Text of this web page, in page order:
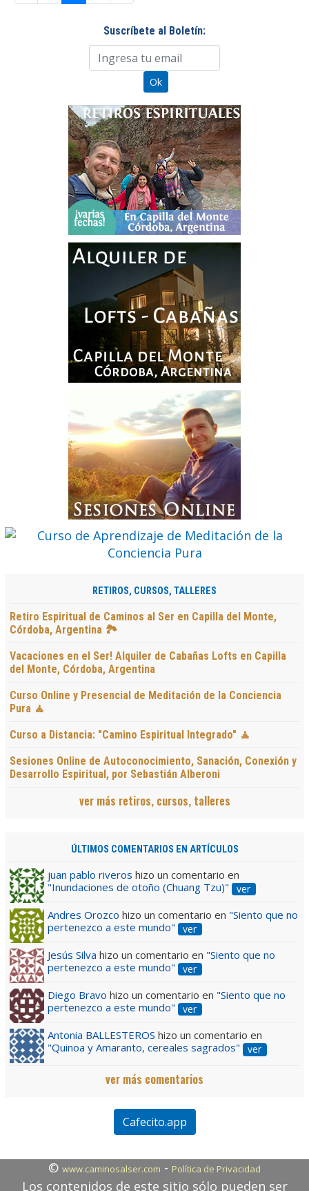
Suscríbete al Boletín:
RETIROS, CURSOS, TALLERES
Retiro Espiritual de Caminos al Ser en Capilla del Monte,
Córdoba, Argentina 🏞️
Vacaciones en el Ser! Alquiler de Cabañas Lofts en Capilla
del Monte, Córdoba, Argentina
Curso Online y Presencial de Meditación de la Conciencia
Pura 🧘
Curso a Distancia: "Camino Espiritual Integrado" 🧘
Sesiones Online de Autoconocimiento, Sanación, Conexión y
Desarrollo Espiritual, por Sebastián Alberoni
ver más retiros, cursos, talleres
ÚLTIMOS COMENTARIOS EN ARTÍCULOS
juan pablo riveros hizo un comentario en
"Inundaciones de otoño (Chuang Tzu)"
ver
Andres Orozco hizo un comentario en "Siento que no
pertenezco a este mundo"
ver
Jesús Silva hizo un comentario en "Siento que no
pertenezco a este mundo"
ver
Diego Bravo hizo un comentario en "Siento que no
pertenezco a este mundo"
ver
Antonia BALLESTEROS hizo un comentario en
"Quinoa y Amaranto, cereales sagrados"
ver
ver más comentarios
Cafecito.app
© www.caminosalser.com - Política de Privacidad
Los contenidos de este sitio sólo pueden ser